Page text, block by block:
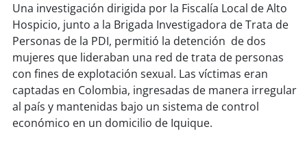
soycopiapó
soyvalparaíso
soyquillota
soysanantonio
Una investigación dirigida por la Fiscalía Local de Alto
Hospicio, junto a la Brigada Investigadora de Trata de
Personas de la PDI, permitió la detención de dos
mujeres que lideraban una red de trata de personas
con fines de explotación sexual. Las víctimas eran
captadas en Colombia, ingresadas de manera irregular
al país y mantenidas bajo un sistema de control
económico en un domicilio de Iquique.